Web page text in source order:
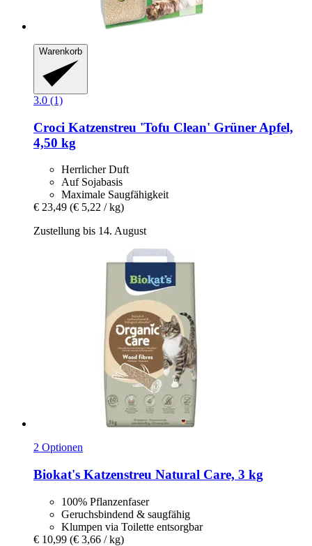
Warenkorb
3.0 (1)
Croci Katzenstreu 'Tofu Clean' Grüner Apfel,
4,50 kg
Herrlicher Duft
Auf Sojabasis
Maximale Saugfähigkeit
€ 23,49 (€ 5,22 / kg)
Zustellung bis 14. August
2 Optionen
Biokat's Katzenstreu Natural Care, 3 kg
100% Pflanzenfaser
Geruchsbindend & saugfähig
Klumpen via Toilette entsorgbar
€ 10,99 (€ 3,66 / kg)